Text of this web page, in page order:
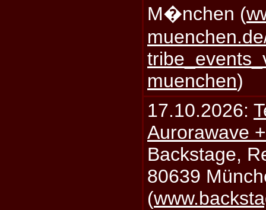
M�nchen (
muenchen)
17.10.2026:
Aurorawave
Backstage,
80639
(